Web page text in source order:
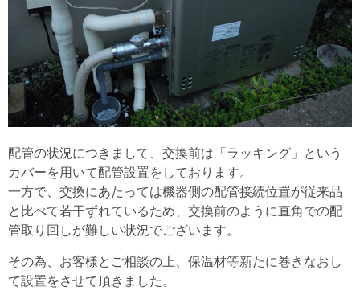
配管の状況につきまして、交換前は「ラッキング」という
カバーを用いて配管設置をしております。
一方で、交換にあたっては機器側の配管接続位置が従来品
と比べて若干ずれているため、交換前のように直角での配
管取り回しが難しい状況でございます。
その為、お客様とご相談の上、保温材等新たに巻きなおし
て設置をさせて頂きました。